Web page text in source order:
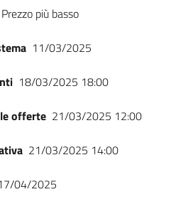
Prezzo più basso
11/03/2025
18/03/2025 18:00
offerte 21/03/2025 12:00
21/03/2025 14:00
04/2025